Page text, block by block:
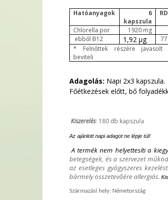
Hatóanyagok
6
kapszula
Chlorella por 1920 mg
ebből B12
1,92 µg
77
* Felnőttek részére javasolt
beviteli
Adagolás: Napi 2x3 kapszula.
Főétkezések előtt, bő
Kiszerelés: 180 db kapszula
Az ajánlott napi adagot ne lépje túl!
A termék nem helyettesíti a
betegségek, és a szervezet
az esetleges gyógyszeres kezelést.
bármely összetevőére allergiás.
Származási hely: Németország